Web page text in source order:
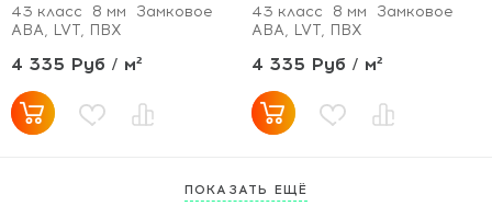
43 класс
8 мм
Замковое
ABA, LVT, ПВХ
4 335 Руб / м²
43 класс
8 мм
Замковое
ABA, LVT, ПВХ
4 335 Руб / м²
ПОКАЗАТЬ ЕЩЁ